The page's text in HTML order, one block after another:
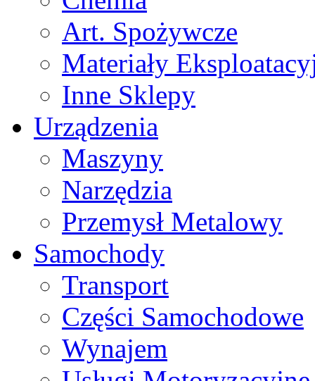
Art. Spożywcze
Materiały
Inne Sklepy
Urządzenia
Maszyny
Narzędzia
Przemysł Metalowy
Samochody
Transport
Części Samochodowe
Wynajem